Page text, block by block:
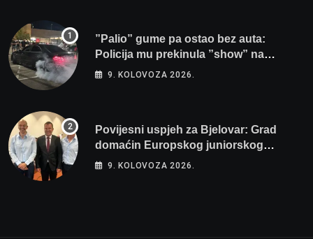
”Palio” gume pa ostao bez auta:
Policija mu prekinula ”show” na
parkingu u Bjelovaru
9. KOLOVOZA 2026.
Povijesni uspjeh za Bjelovar: Grad
domaćin Europskog juniorskog
prvenstva u plivanju 2027!
9. KOLOVOZA 2026.